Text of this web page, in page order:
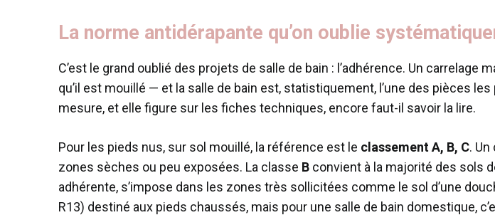
La norme antidérapante qu’on oublie
C’est le grand oublié des projets de salle de bain : l’adhérence. Un
qu’il est mouillé — et la salle de bain est, statistiquement, l’une des pièces
mesure, et elle figure sur les fiches techniques, encore faut-il savoir la lire.
Pour les pieds nus, sur sol mouillé, la référence est le classement A, B, C.
zones sèches ou peu exposées. La classe B convient à la majorité des sols
adhérente, s’impose dans les zones très sollicitées comme le sol d’une
R13) destiné aux pieds chaussés, mais pour une salle de bain domestique,